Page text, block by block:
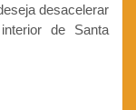
desacelerar
de Santa